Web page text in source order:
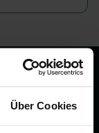
Über Cookies
rund
&